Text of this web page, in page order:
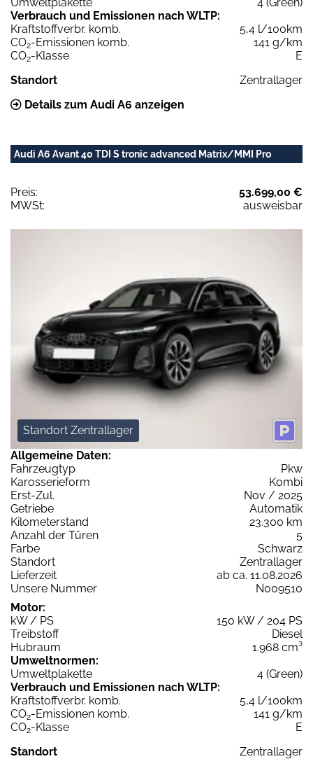
Verbrauch und Emissionen nach WLTP:
Kraftstoffverbr. komb.
5,4 l/100km
CO2-Emissionen komb.
141 g/km
CO2-Klasse
E
Standort
Zentrallager
Details zum Audi A6 anzeigen
Audi A6 Avant 40 TDI S tronic advanced Matrix/MMI Pro
Preis:
53.699,00 €
MWSt:
ausweisbar
Standort Zentrallager
Allgemeine Daten:
Fahrzeugtyp
Pkw
Karosserieform
Kombi
Erst-Zul.
Nov / 2025
Getriebe
Automatik
Kilometerstand
23.300 km
Anzahl der Türen
5
Farbe
Schwarz
Standort
Zentrallager
Lieferzeit
ab ca. 11.08.2026
Unsere Nummer
N009510
Motor:
kW / PS
150 kW / 204 PS
Treibstoff
Diesel
Hubraum
1.968 cm³
Umweltnormen:
Umweltplakette
4 (Green)
Verbrauch und Emissionen nach WLTP:
Kraftstoffverbr. komb.
5,4 l/100km
CO2-Emissionen komb.
141 g/km
CO2-Klasse
E
Standort
Zentrallager